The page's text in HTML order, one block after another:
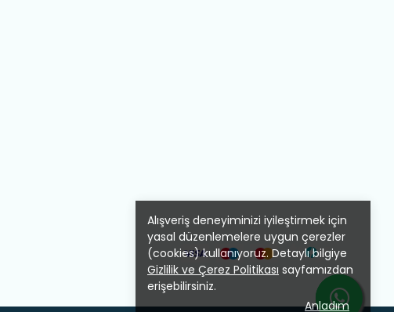
Alışveriş deneyiminizi iyileştirmek için
yasal düzenlemelere uygun çerezler
(cookies) kullanıyoruz. Detaylı bilgiye
Gizlilik ve Çerez Politikası sayfamızdan
erişebilirsiniz.
Anladım